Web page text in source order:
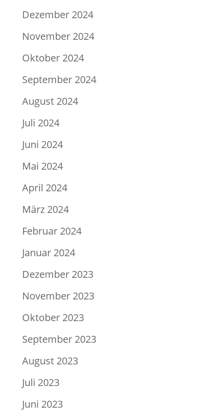
Dezember 2024
November 2024
Oktober 2024
September 2024
August 2024
Juli 2024
Juni 2024
Mai 2024
April 2024
März 2024
Februar 2024
Januar 2024
Dezember 2023
November 2023
Oktober 2023
September 2023
August 2023
Juli 2023
Juni 2023